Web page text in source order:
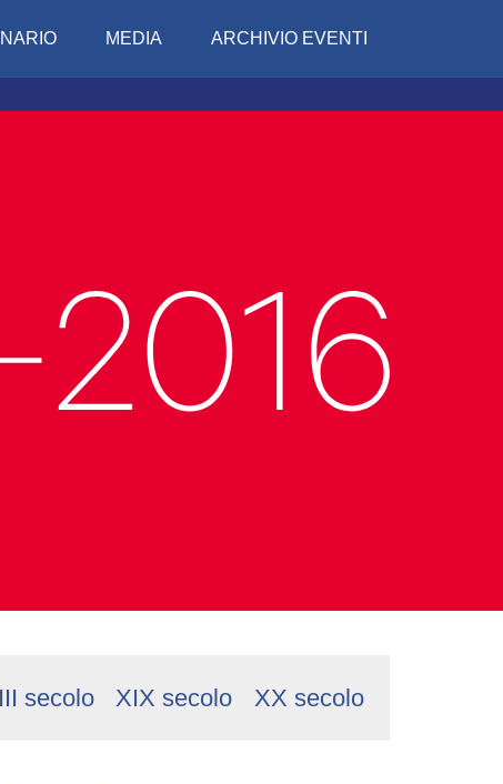
MEDIA ARCHIVIO EVENTI
secolo XIX secolo XX secolo